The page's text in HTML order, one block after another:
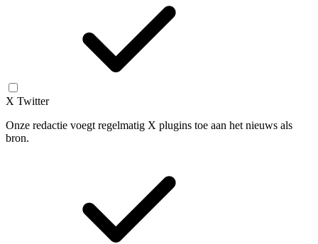
X Twitter
Onze redactie voegt regelmatig X plugins toe aan het nieuws als
bron.